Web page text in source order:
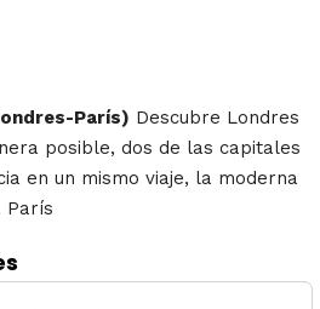
París) Descubre Londres
posible, dos de las capitales
en un mismo viaje, la moderna
París